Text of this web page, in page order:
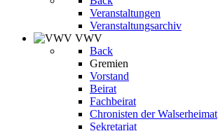
Veranstaltungen
Veranstaltungsarchiv
VWV
Back
Gremien
Vorstand
Beirat
Fachbeirat
Chronisten der Walserheimat
Sekretariat